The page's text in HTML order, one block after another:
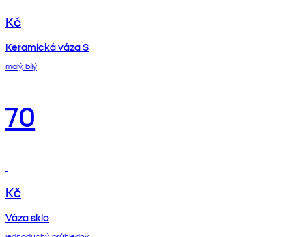
Kč
Keramická váza S
malý, bílý
70
Kč
Váza sklo